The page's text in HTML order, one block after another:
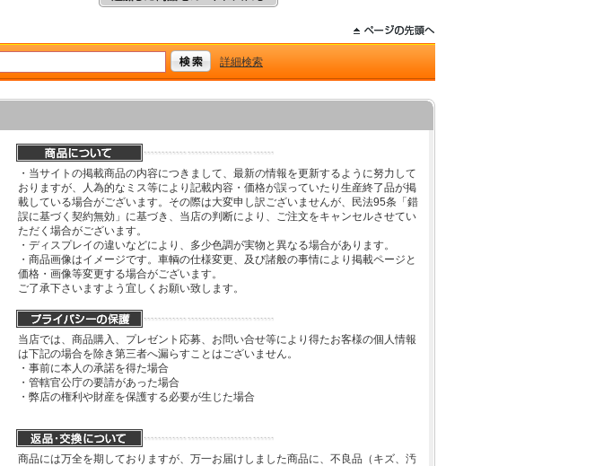
詳細検索
・当サイトの掲載商品の内容につきまして、最新の情報を更新するように努力して
おりますが、人為的なミス等により記載内容・価格が誤っていたり生産終了品が掲
載している場合がございます。その際は大変申し訳ございませんが、民法95条「錯
誤に基づく契約無効」に基づき、当店の判断により、ご注文をキャンセルさせてい
ただく場合がございます。
・ディスプレイの違いなどにより、多少色調が実物と異なる場合があります。
・商品画像はイメージです。車輌の仕様変更、及び諸般の事情により掲載ページと
価格・画像等変更する場合がございます。
ご了承下さいますよう宜しくお願い致します。
当店では、商品購入、プレゼント応募、お問い合せ等により得たお客様の個人情報
は下記の場合を除き第三者へ漏らすことはございません。
・事前に本人の承諾を得た場合
・管轄官公庁の要請があった場合
・弊店の権利や財産を保護する必要が生じた場合
商品には万全を期しておりますが、万一お届けしました商品に、不良品（キズ、汚